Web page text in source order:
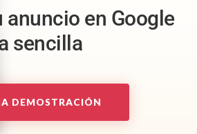
anuncio en Google
sencilla
DEMOSTRACIÓN